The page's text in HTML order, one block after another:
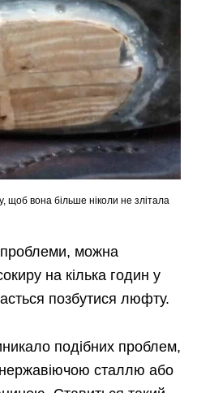
щоб вона більше ніколи не злітала
проблеми, можна
на кілька годин у
позбутися люфту.
подібних проблем,
сталлю або